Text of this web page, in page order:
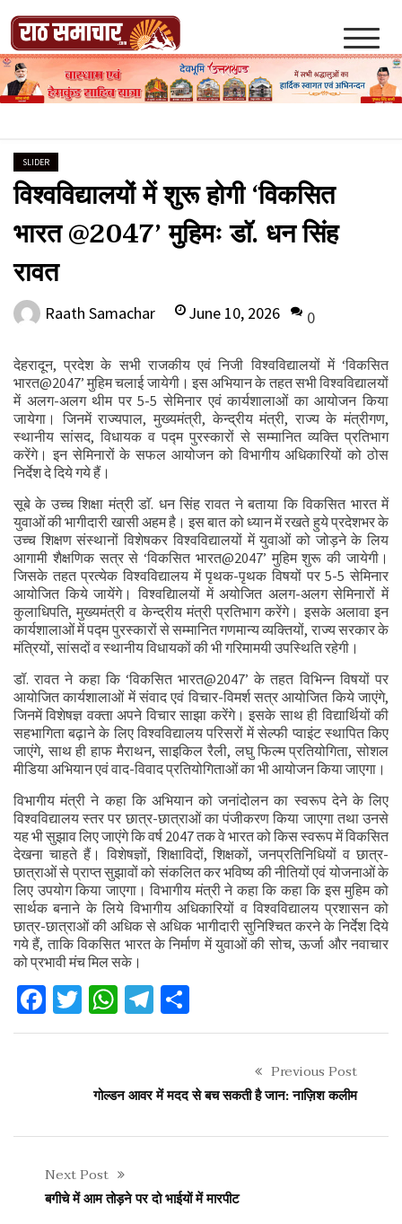
content
Raath Samachar
SLIDER
विश्वविद्यालयों में शुरू होगी ‘विकसित
भारत @2047’ मुहिमः डाॅ. धन सिंह
रावत
Raath Samachar June 10, 2026 0
देहरादून, प्रदेश के सभी राजकीय एवं निजी विश्वविद्यालयों में ‘विकसित
भारत@2047’ मुहिम चलाई जायेगी। इस अभियान के तहत सभी विश्वविद्यालयों
में अलग-अलग थीम पर 5-5 सेमिनार एवं कार्यशालाओं का आयोजन किया
जायेगा। जिनमें राज्यपाल, मुख्यमंत्री, केन्द्रीय मंत्री, राज्य के मंत्रीगण,
स्थानीय सांसद, विधायक व पद्म पुरस्कारों से सम्मानित व्यक्ति प्रतिभाग
करेंगे। इन सेमिनारों के सफल आयोजन को विभागीय अधिकारियों को ठोस
निर्देश दे दिये गये हैं।
सूबे के उच्च शिक्षा मंत्री डाॅ. धन सिंह रावत ने बताया कि विकसित भारत में
युवाओं की भागीदारी खासी अहम है। इस बात को ध्यान में रखते हुये प्रदेशभर के
उच्च शिक्षण संस्थानों विशेषकर विश्वविद्यालयों में युवाओं को जोड़ने के लिय
आगामी शैक्षणिक सत्र से ‘विकसित भारत@2047’ मुहिम शुरू की जायेगी।
जिसके तहत प्रत्येक विश्वविद्यालय में पृथक-पृथक विषयों पर 5-5 सेमिनार
आयोजित किये जायेंगे। विश्वद्यिालयों में अयोजित अलग-अलग सेमिनारों में
कुलाधिपति, मुख्यमंत्री व केन्द्रीय मंत्री प्रतिभाग करेंगे। इसके अलावा इन
कार्यशालाओं में पद्म पुरस्कारों से सम्मानित गणमान्य व्यक्तियों, राज्य सरकार के
मंत्रियों, सांसदों व स्थानीय विधायकों की भी गरिमामयी उपस्थिति रहेगी।
डॉ. रावत ने कहा कि ‘विकसित भारत@2047’ के तहत विभिन्न विषयों पर
आयोजित कार्यशालाओं में संवाद एवं विचार-विमर्श सत्र आयोजित किये जाएंगे,
जिनमें विशेषज्ञ वक्ता अपने विचार साझा करेंगे। इसके साथ ही विद्यार्थियों की
सहभागिता बढ़ाने के लिए विश्वविद्यालय परिसरों में सेल्फी प्वाइंट स्थापित किए
जाएंगे, साथ ही हाफ मैराथन, साइकिल रैली, लघु फिल्म प्रतियोगिता, सोशल
मीडिया अभियान एवं वाद-विवाद प्रतियोगिताओं का भी आयोजन किया जाएगा।
विभागीय मंत्री ने कहा कि अभियान को जनांदोलन का स्वरूप देने के लिए
विश्वविद्यालय स्तर पर छात्र-छात्राओं का पंजीकरण किया जाएगा तथा उनसे
यह भी सुझाव लिए जाएंगे कि वर्ष 2047 तक वे भारत को किस स्वरूप में विकसित
देखना चाहते हैं। विशेषज्ञों, शिक्षाविदों, शिक्षकों, जनप्रतिनिधियों व छात्र-
छात्राओं से प्राप्त सुझावों को संकलित कर भविष्य की नीतियों एवं योजनाओं के
लिए उपयोग किया जाएगा। विभागीय मंत्री ने कहा कि कहा कि इस मुहिम को
सार्थक बनाने के लिये विभागीय अधिकारियों व विश्वविद्यालय प्रशासन को
छात्र-छात्राओं की अधिक से अधिक भागीदारी सुनिश्चित करने के निर्देश दिये
गये हैं, ताकि विकसित भारत के निर्माण में युवाओं की सोच, ऊर्जा और नवाचार
को प्रभावी मंच मिल सके।
Facebook
Twitter
WhatsApp
Telegram
Previous Post
गोल्डन आवर में मदद से बच सकती है जान: नाज़िश कलीम
Next Post
बगीचे में आम तोड़ने पर दो भाईयों में मारपीट